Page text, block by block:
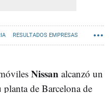
RESULTADOS EMPRESAS
Nissan alcanzó un
de Barcelona de